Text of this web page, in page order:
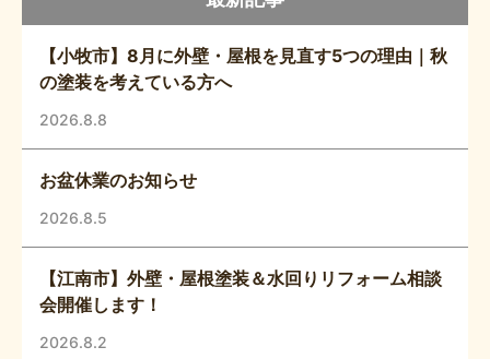
【小牧市】8月に外壁・屋根を見直す5つの理由｜秋
の塗装を考えている方へ
2026.8.8
お盆休業のお知らせ
2026.8.5
【江南市】外壁・屋根塗装＆水回りリフォーム相談
会開催します！
2026.8.2